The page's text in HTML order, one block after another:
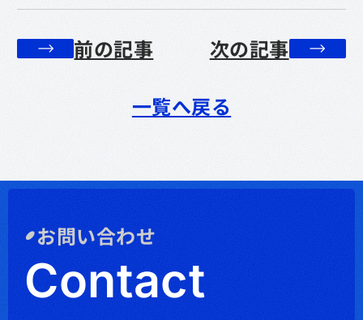
前の記事 次の記事
一覧へ戻る
お問い合わせ
Contact